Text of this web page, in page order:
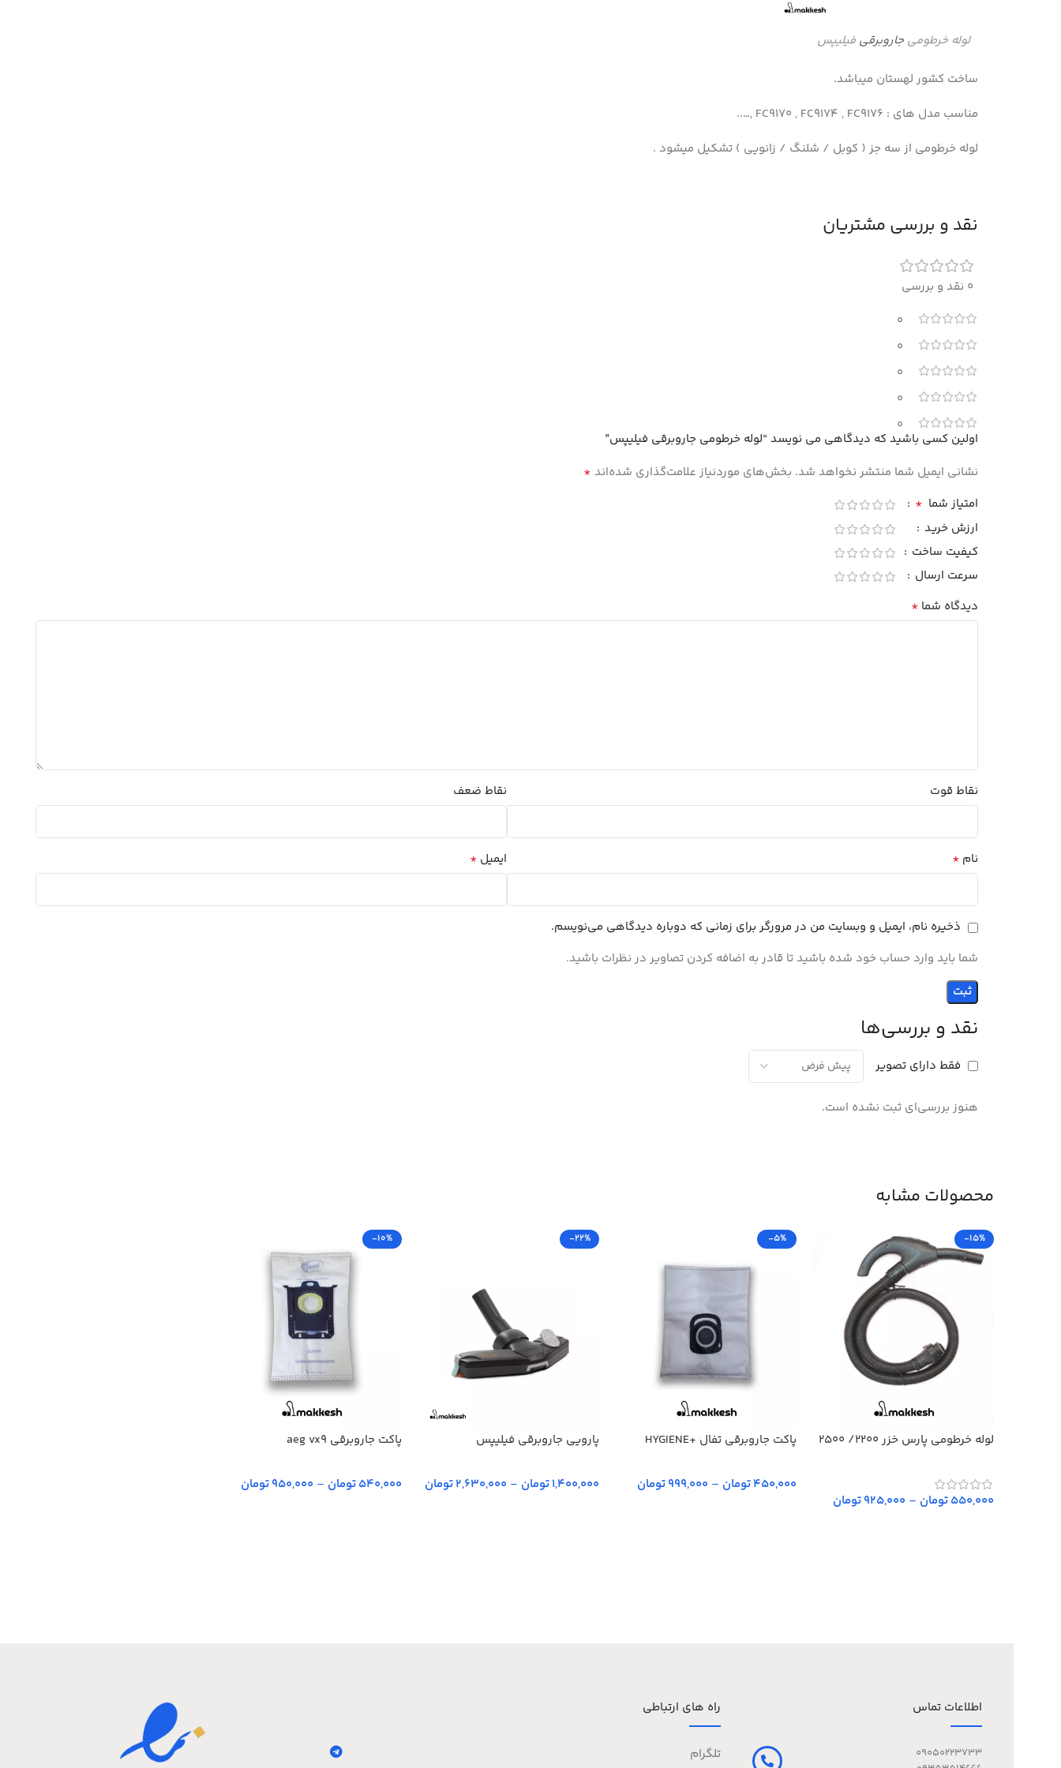
لوله خرطومی جاروبرقی فیلیپس
ساخت کشور لهستان میباشد.
مناسب مدل های : FC9170 , FC9174 , FC9176 ,…..
لوله خرطومی از سه جز ( کوبل / شلنگ / زانویی ) تشکیل میشود .
نقد و بررسی مشتریان
0 نقد و بررسی
0
0
0
0
0
نقد و بررسی‌ها
فقط دارای تصویر
هنوز بررسی‌ای ثبت نشده است.
اولین کسی باشید که دیدگاهی می نویسد “لوله خرطومی جاروبرقی فیلیپس”
نشانی ایمیل شما منتشر نخواهد شد. بخش‌های موردنیاز علامت‌گذاری شده‌اند *
امتیاز شما *
ارزش خرید
کیفیت ساخت
سرعت ارسال
دیدگاه شما *
نقاط قوت نقاط ضعف
نام * ایمیل *
ذخیره نام، ایمیل و وبسایت من در مرورگر برای زمانی که دوباره دیدگاهی می‌نویسم.
شما باید وارد حساب خود شده باشید تا قادر به اضافه کردن تصاویر در نظرات باشید.
محصولات مشابه
-15%
لوله خرطومی پارس خزر 2200/ 2500
550,000 تومان – 925,000 تومان
-5%
پاکت جاروبرقی تفال +HYGIENE
450,000 تومان – 999,000 تومان
-22%
پارویی جاروبرقی فیلیپس
1,400,000 تومان – 2,630,000 تومان
-10%
پاکت جاروبرقی aeg vx9
540,000 تومان – 950,000 تومان
اطلاعات تماس
09050223733
راه های ارتباطی
تلگرام